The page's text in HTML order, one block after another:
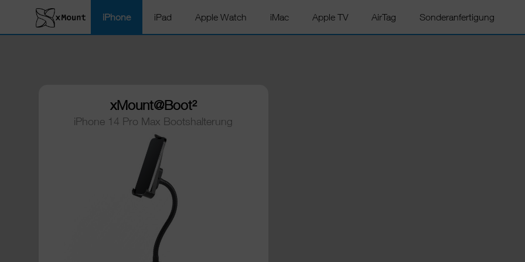
iPhone iPad Apple Watch iMac Apple TV AirTag Sonderanfertigung
xMount@Boot²
iPhone 14 Pro Max Bootshalterung